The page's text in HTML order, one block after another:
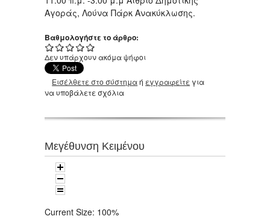
Αγοράς, Λούνα Πάρκ Ανακύκλωσης.
Βαθμολογήστε το άρθρο:
Δεν υπάρχουν ακόμα ψήφοι
Εισέλθετε στο σύστημαή εγγραφείτε για
να υποβάλετε σχόλια
Μεγέθυνση Κειμένου
Current Size: 100%